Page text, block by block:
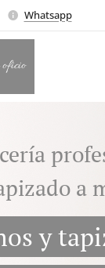
Whatsapp
a
y